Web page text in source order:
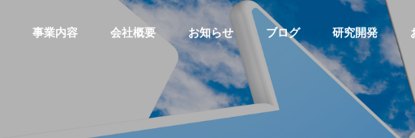
事業内容 会社概要 お知らせ ブログ 研究開発